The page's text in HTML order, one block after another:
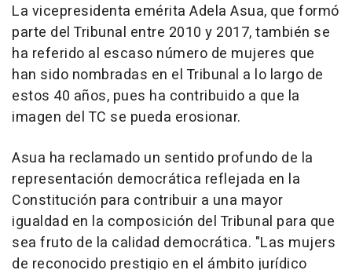
La vicepresidenta emérita Adela Asua, que formó
parte del Tribunal entre 2010 y 2017, también se
ha referido al escaso número de mujeres que
han sido nombradas en el Tribunal a lo largo de
estos 40 años, pues ha contribuido a que la
imagen del TC se pueda erosionar.
Asua ha reclamado un sentido profundo de la
representación democrática reflejada en la
Constitución para contribuir a una mayor
igualdad en la composición del Tribunal para que
sea fruto de la calidad democrática. "Las mujers
de reconocido prestigio en el ámbito jurídico